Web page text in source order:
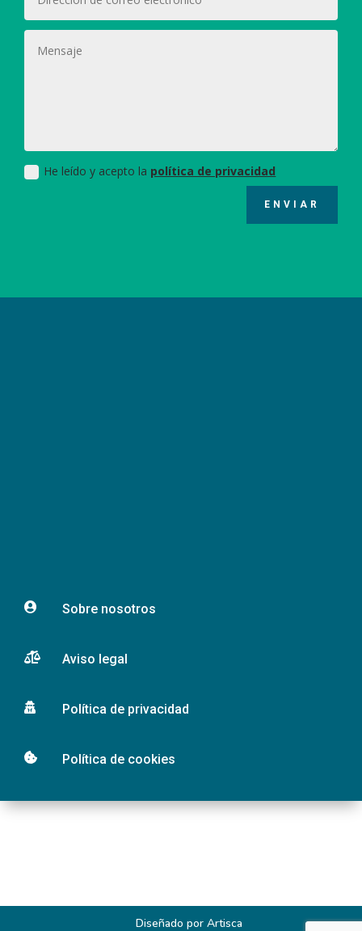
He leído y acepto la política de privacidad
ENVIAR
 Sobre nosotros
 Aviso legal
 Política de privacidad
 Política de cookies
Diseñado por Artisca